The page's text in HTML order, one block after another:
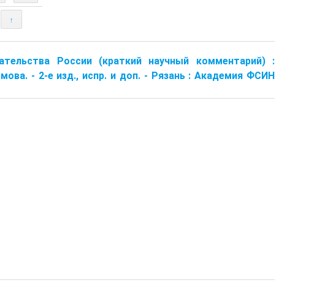
↑
России (краткий научный комментарий) :
- 2-е изд., испр. и доп. - Рязань : Академия ФСИН